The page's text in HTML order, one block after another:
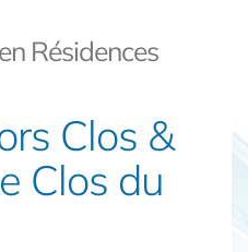
Résidences
Clos &
Clos du